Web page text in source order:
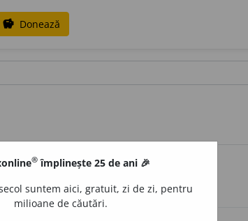
savings Donează
® împlinește 25 de ani 🎉
suntem aici, gratuit, zi de zi, pentru
milioane de căutări.